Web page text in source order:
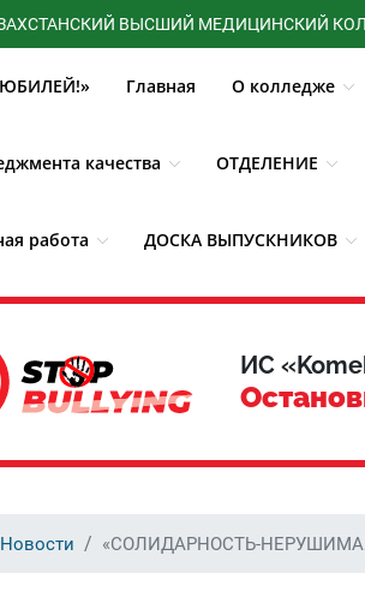
ВЫСШИЙ МЕДИЦИНСКИЙ
Главная О колледже
качества ОТДЕЛЕНИЕ
работа ДОСКА ВЫПУСКНИКОВ
ИС
Новости «СОЛИДАРНОСТЬ-